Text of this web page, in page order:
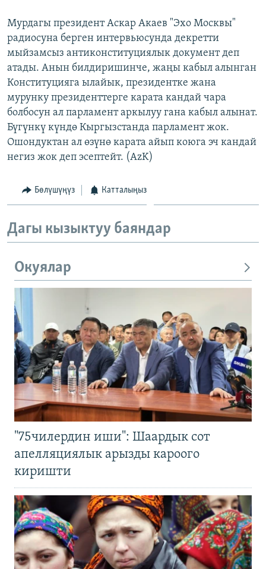
Мурдагы президент Аскар Акаев "Эхо Москвы"
радиосуна берген интервьюсунда декретти
мыйзамсыз антиконституциялык документ деп
атады. Анын билдиришинче, жаңы кабыл алынган
Конституцияга ылайык, президентке жана
мурунку президенттерге карата кандай чара
болбосун ал парламент аркылуу гана кабыл алынат.
Бүгүнкү күндө Кыргызстанда парламент жок.
Ошондуктан ал өзүнө карата айып коюга эч кандай
негиз жок деп эсептейт. (AzK)
Бөлүшүңүз Катталыңыз
Дагы кызыктуу баяндар
Окуялар
"75чилердин иши": Шаардык сот
апелляциялык арызды кароого
киришти